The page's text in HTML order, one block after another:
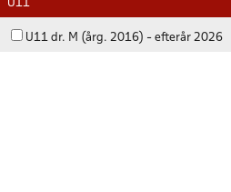
U11
U11 dr. M (årg. 2016) - efterår 2026